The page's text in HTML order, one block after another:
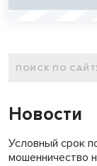
Новости
Условный срок
мошенничество